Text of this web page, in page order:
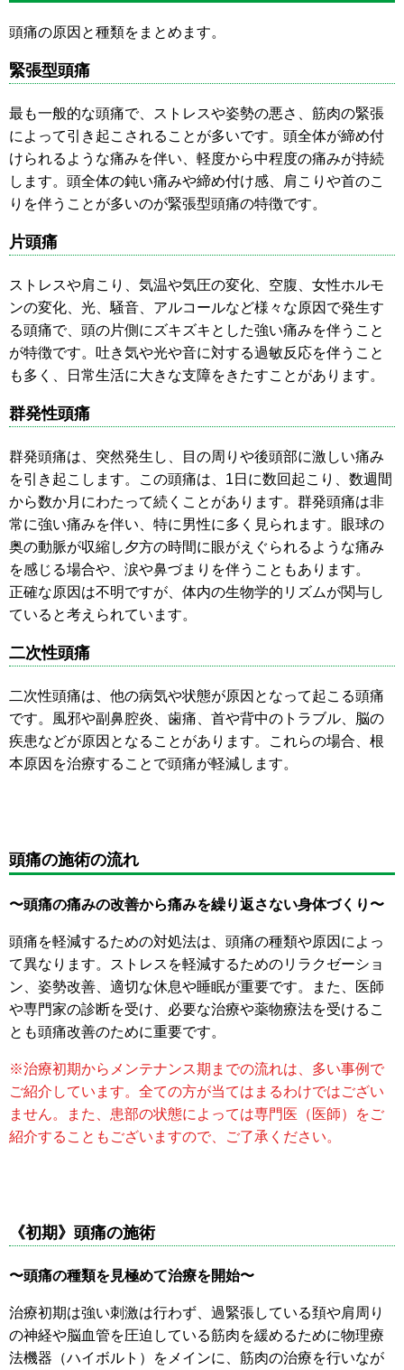
頭痛の原因と種類をまとめます。
緊張型頭痛
最も一般的な頭痛で、ストレスや姿勢の悪さ、筋肉の緊張
によって引き起こされることが多いです。頭全体が締め付
けられるような痛みを伴い、軽度から中程度の痛みが持続
します。頭全体の鈍い痛みや締め付け感、肩こりや首のこ
りを伴うことが多いのが緊張型頭痛の特徴です。
片頭痛
ストレスや肩こり、気温や気圧の変化、空腹、女性ホルモ
ンの変化、光、騒音、アルコールなど様々な原因で発生す
る頭痛で、頭の片側にズキズキとした強い痛みを伴うこと
が特徴です。吐き気や光や音に対する過敏反応を伴うこと
も多く、日常生活に大きな支障をきたすことがあります。
群発性頭痛
群発頭痛は、突然発生し、目の周りや後頭部に激しい痛み
を引き起こします。この頭痛は、1日に数回起こり、数週間
から数か月にわたって続くことがあります。群発頭痛は非
常に強い痛みを伴い、特に男性に多く見られます。眼球の
奥の動脈が収縮し夕方の時間に眼がえぐられるような痛み
を感じる場合や、涙や鼻づまりを伴うこともあります。
正確な原因は不明ですが、体内の生物学的リズムが関与し
ていると考えられています。
二次性頭痛
二次性頭痛は、他の病気や状態が原因となって起こる頭痛
です。風邪や副鼻腔炎、歯痛、首や背中のトラブル、脳の
疾患などが原因となることがあります。これらの場合、根
本原因を治療することで頭痛が軽減します。
頭痛の施術の流れ
〜頭痛の痛みの改善から痛みを繰り返さない身体づくり〜
頭痛を軽減するための対処法は、頭痛の種類や原因によっ
て異なります。ストレスを軽減するためのリラクゼーショ
ン、姿勢改善、適切な休息や睡眠が重要です。また、医師
や専門家の診断を受け、必要な治療や薬物療法を受けるこ
とも頭痛改善のために重要です。
※治療初期からメンテナンス期までの流れは、多い事例で
ご紹介しています。全ての方が当てはまるわけではござい
ません。また、患部の状態によっては専門医（医師）をご
紹介することもございますので、ご了承ください。
《初期》頭痛の施術
〜頭痛の種類を見極めて治療を開始〜
治療初期は強い刺激は行わず、過緊張している頚や肩周り
の神経や脳血管を圧迫している筋肉を緩めるために物理療
法機器（ハイボルト）をメインに、筋肉の治療を行いなが